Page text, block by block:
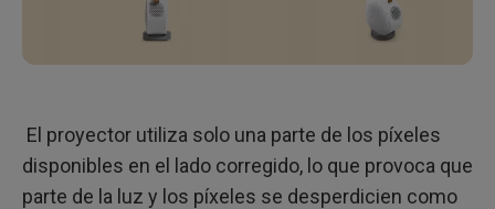
El proyector utiliza solo una parte de los píxeles
disponibles en el lado corregido, lo que provoca que
parte de la luz y los píxeles se desperdicien como